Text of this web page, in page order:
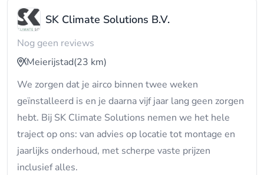
SK Climate Solutions B.V.
Nog geen reviews
Meierijstad(23 km)
We zorgen dat je airco binnen twee weken
geïnstalleerd is en je daarna vijf jaar lang geen zorgen
hebt. Bij SK Climate Solutions nemen we het hele
traject op ons: van advies op locatie tot montage en
jaarlijks onderhoud, met scherpe vaste prijzen
inclusief alles.